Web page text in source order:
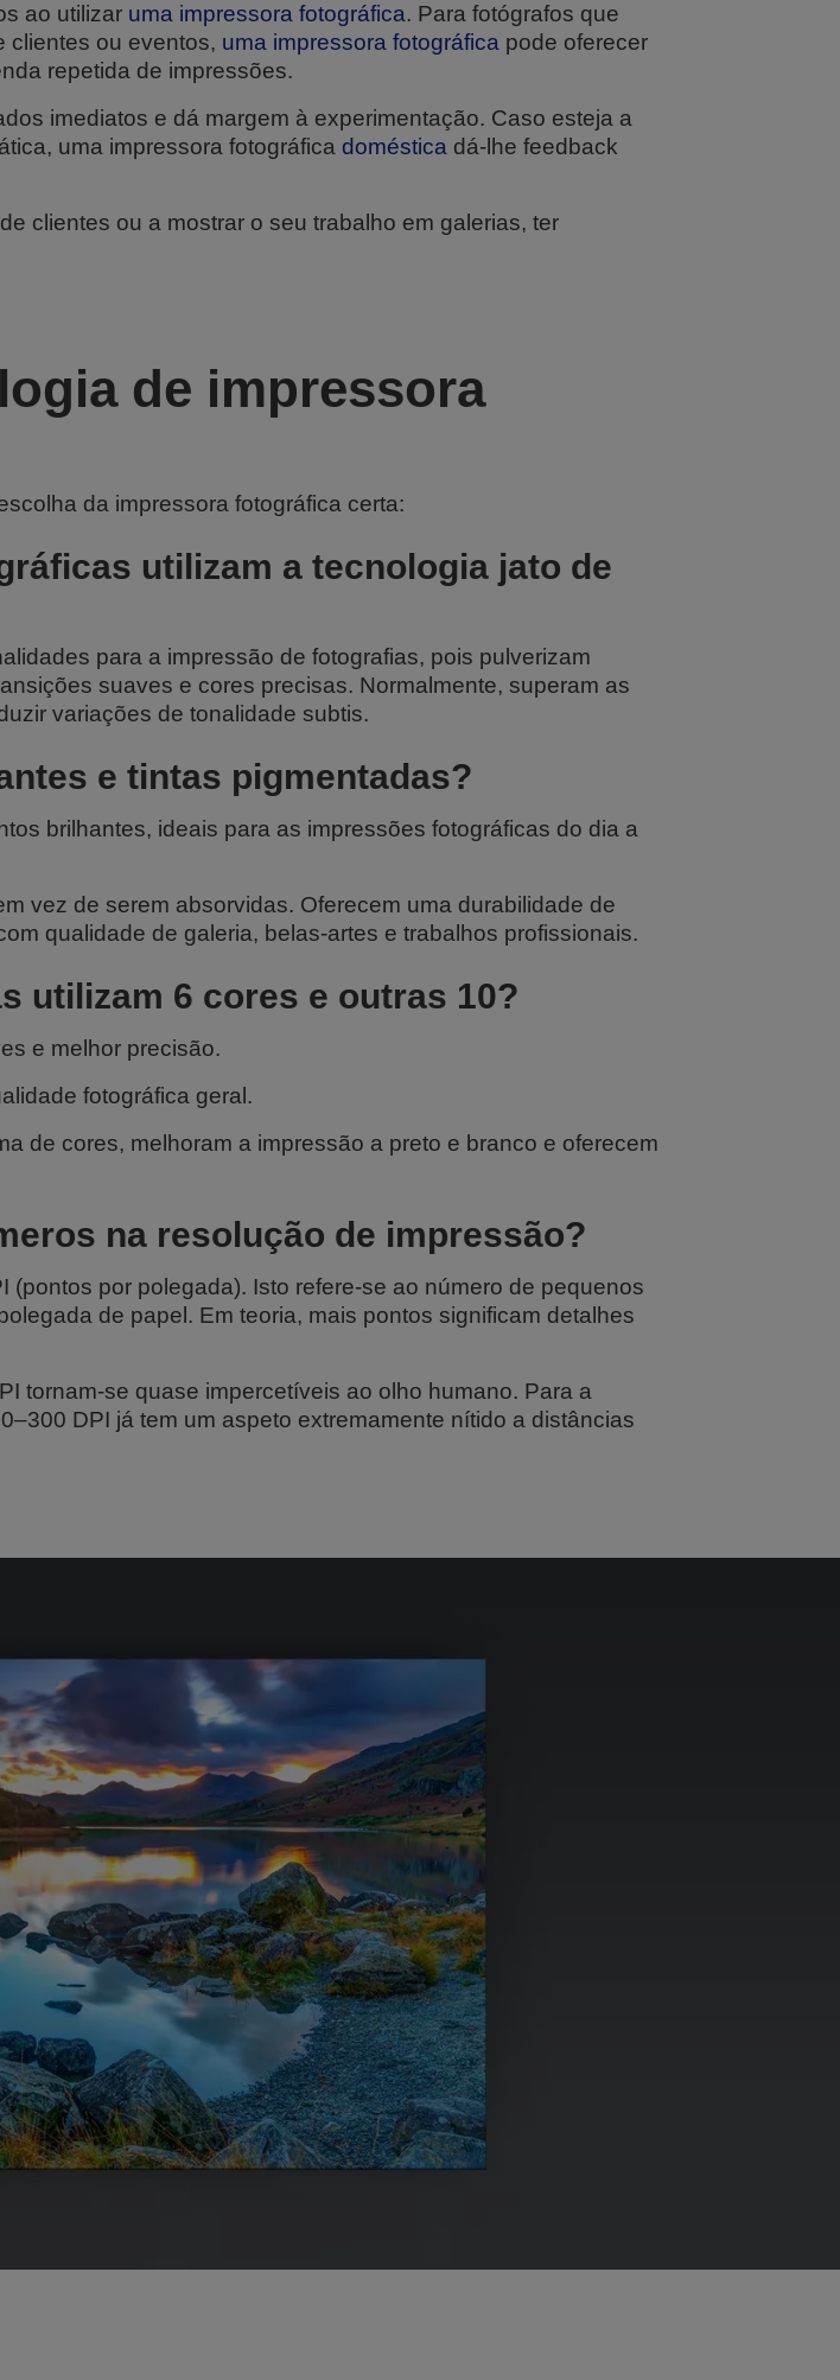
ao utilizar uma impressora fotográfica. Para fotógrafos que
clientes ou eventos, uma impressora fotográfica pode oferecer
repetida de impressões.
imediatos e dá margem à experimentação. Caso esteja a
uma impressora fotográfica doméstica dá-lhe feedback
clientes ou a mostrar o seu trabalho em galerias, ter
de impressora
da impressora fotográfica certa:
utilizam a tecnologia jato de
para a impressão de fotografias, pois pulverizam
suaves e cores precisas. Normalmente, superam as
variações de tonalidade subtis.
e tintas pigmentadas?
brilhantes, ideais para as impressões fotográficas do dia a
vez de serem absorvidas. Oferecem uma durabilidade de
qualidade de galeria, belas-artes e trabalhos profissionais.
utilizam 6 cores e outras 10?
e melhor precisão.
fotográfica geral.
de cores, melhoram a impressão a preto e branco e oferecem
na resolução de impressão?
por polegada). Isto refere-se ao número de pequenos
de papel. Em teoria, mais pontos significam detalhes
tornam-se quase impercetíveis ao olho humano. Para a
DPI já tem um aspeto extremamente nítido a distâncias